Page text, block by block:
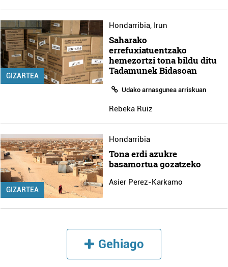
GIZARTEA
Hondarribia, Irun
Saharako
errefuxiatuentzako
hemezortzi tona bildu ditu
Tadamunek Bidasoan
Udako arnasgunea arriskuan
Rebeka Ruiz
GIZARTEA
Hondarribia
Tona erdi azukre
basamortua gozatzeko
Asier Perez-Karkamo
Gehiago